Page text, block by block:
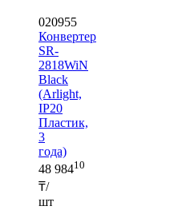
020955
Конвертер
SR-
2818WiN
Black
(Arlight,
IP20
Пластик,
3
года)
48 98410
₸/
шт